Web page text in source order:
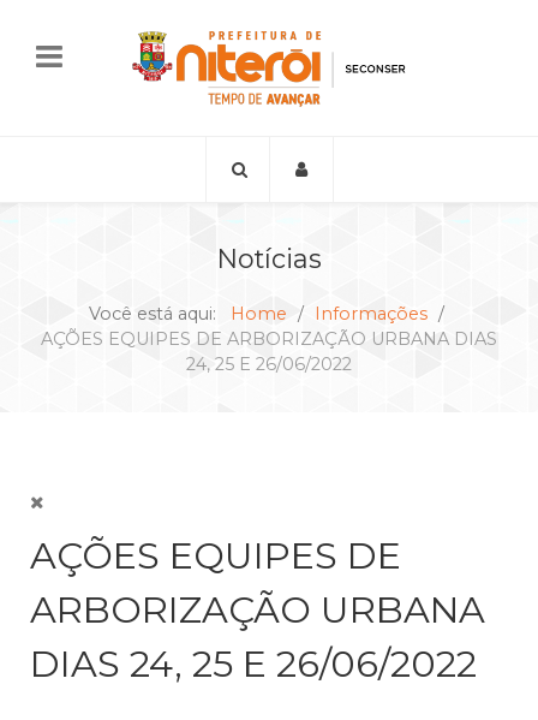
Notícias
Você está aqui: Home
Informações
AÇÕES EQUIPES DE ARBORIZAÇÃO URBANA DIAS
24, 25 E 26/06/2022
AÇÕES EQUIPES DE
ARBORIZAÇÃO URBANA
DIAS 24, 25 E 26/06/2022